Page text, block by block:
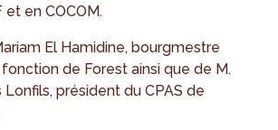
et en COCOM.
El Hamidine, bourgmestre
de Forest ainsi que de M.
Lonfils, président du CPAS de